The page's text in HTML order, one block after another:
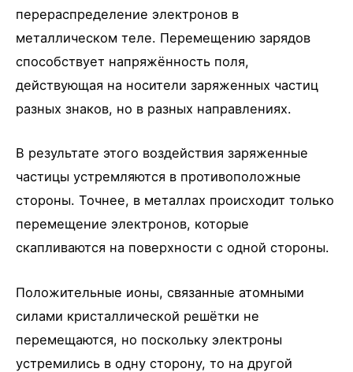
перераспределение электронов в
металлическом теле. Перемещению зарядов
способствует напряжённость поля,
действующая на носители заряженных частиц
разных знаков, но в разных направлениях.
В результате этого воздействия заряженные
частицы устремляются в противоположные
стороны. Точнее, в металлах происходит только
перемещение электронов, которые
скапливаются на поверхности с одной стороны.
Положительные ионы, связанные атомными
силами кристаллической решётки не
перемещаются, но поскольку электроны
устремились в одну сторону, то на другой